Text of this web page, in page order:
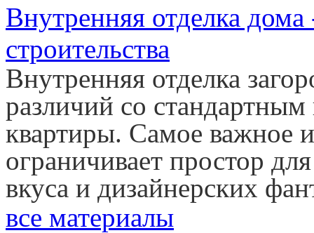
Внутренняя отделка
строительства
Внутренняя отделка
различий со
квартиры. Самое важное
ограничивает простор
вкуса и дизайнерских
все материалы